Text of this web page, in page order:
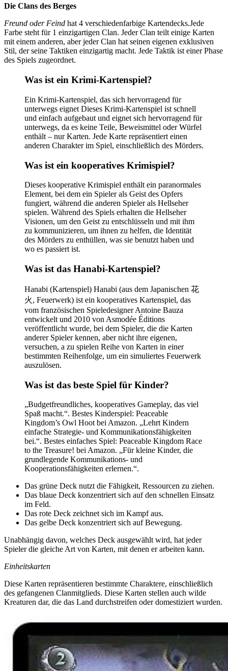
Die Clans des Berges
Freund oder Feind hat 4 verschiedenfarbige Kartendecks.Jede
Farbe steht für 1 einzigartigen Clan. Jeder Clan teilt einige Karten
mit einem anderen, aber jeder Clan hat seinen eigenen exklusiven
Stil, der seine Taktiken einzigartig macht. Jede Taktik ist einer Phase
des Spiels zugeordnet.
Was ist ein Krimi-Kartenspiel?
Ein Krimi-Kartenspiel, das sich hervorragend für
unterwegs eignet Dieses Krimi-Kartenspiel ist schnell
und einfach aufgebaut und eignet sich hervorragend für
unterwegs, da es keine Teile, Beweismittel oder Würfel
enthält – nur Karten. Jede Karte repräsentiert einen
anderen Charakter im Spiel, einschließlich des Mörders.
Was ist ein kooperatives Krimispiel?
Dieses kooperative Krimispiel enthält ein paranormales
Element, bei dem ein Spieler als Geist des Opfers
fungiert, während die anderen Spieler als Hellseher
spielen. Während des Spiels erhalten die Hellseher
Visionen, um den Geist zu entschlüsseln und mit ihm
zu kommunizieren, um ihnen zu helfen, die Identität
des Mörders zu enthüllen, was sie benutzt haben und
wo es passiert ist.
Was ist das Hanabi-Kartenspiel?
Hanabi (Kartenspiel) Hanabi (aus dem Japanischen 花
火, Feuerwerk) ist ein kooperatives Kartenspiel, das
vom französischen Spieledesigner Antoine Bauza
entwickelt und 2010 von Asmodée Éditions
veröffentlicht wurde, bei dem Spieler, die die Karten
anderer Spieler kennen, aber nicht ihre eigenen,
versuchen, a zu spielen Reihe von Karten in einer
bestimmten Reihenfolge, um ein simuliertes Feuerwerk
auszulösen.
Was ist das beste Spiel für Kinder?
„Budgetfreundliches, kooperatives Gameplay, das viel
Spaß macht.“. Bestes Kinderspiel: Peaceable
Kingdom’s Owl Hoot bei Amazon. „Lehrt Kindern
einfache Strategie- und Kommunikationsfähigkeiten
bei.“. Bestes einfaches Spiel: Peaceable Kingdom Race
to the Treasure! bei Amazon. „Für kleine Kinder, die
grundlegende Kommunikations- und
Kooperationsfähigkeiten erlernen.“.
Das grüne Deck nutzt die Fähigkeit, Ressourcen zu ziehen.
Das blaue Deck konzentriert sich auf den schnellen Einsatz
im Feld.
Das rote Deck zeichnet sich im Kampf aus.
Das gelbe Deck konzentriert sich auf Bewegung.
Unabhängig davon, welches Deck ausgewählt wird, hat jeder
Spieler die gleiche Art von Karten, mit denen er arbeiten kann.
Einheitskarten
Diese Karten repräsentieren bestimmte Charaktere, einschließlich
des gefangenen Clanmitglieds. Diese Karten stellen auch wilde
Kreaturen dar, die das Land durchstreifen oder domestiziert wurden.